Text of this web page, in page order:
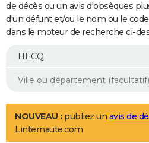
Retraite
Impôts
Epargne
Immobilier
Risques naturels par ville
Banque
Assurance
Crédit
AUTO
Essais
Réserver un essai
Citadines
Berlines
SUV
Forum auto
+
Mobiles
Meilleur smartphone
Internet
Ordinateurs
Jeux vidéo
Guide high-tech
Aménagement intérieur
LIFESTYLE
Art de vivre
Bien-être
Loisirs
Mode
Modes de vie
de décès ou un avis d'obsèques
d'un défunt et/ou le nom ou le
dans le moteur de recherche ci-
NOUVEAU : publiez un avis de
Linternaute.com